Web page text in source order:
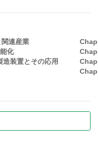
連産業
化
造装置とその応用